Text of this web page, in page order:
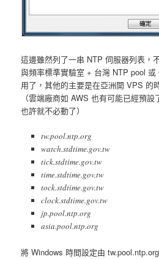
這邊雖然列了一串 NTP 伺服器列表，
與頻率標準實驗室 + 台灣 NTP pool
用了，其他的主要是在亞洲開 VPS 的
（雲端廠商如 AWS 也有可能已經預
也許就不必動了）
tw.pool.ntp.org
watch.stdtime.gov.tw
tick.stdtime.gov.tw
time.stdtime.gov.tw
tock.stdtime.gov.tw
clock.stdtime.gov.tw
jp.pool.ntp.org
asia.pool.ntp.org
將 Windows 時間設定由